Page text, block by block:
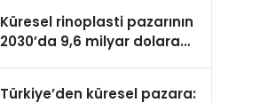
Küresel rinoplasti pazarının
2030’da 9,6 milyar dolara
Türkiye’den küresel pazara: